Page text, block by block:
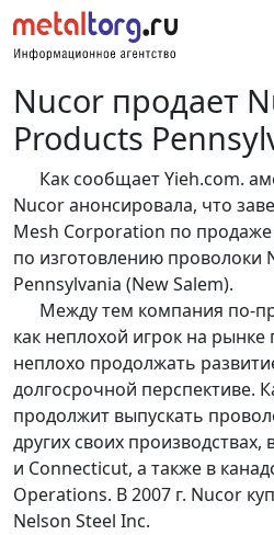
Nucor продает
Products
Как сообщает Yieh.com.
Nucor анонсировала, что
Mesh Corporation по продаже
по изготовлению проволоки
Pennsylvania (New Salem).
Между тем компания по-
как неплохой игрок на
неплохо продолжать
долгосрочной перспективе.
продолжит выпускать
других своих
и Connecticut, а также в
Operations. В 2007 г. Nucor
Nelson Steel Inc.